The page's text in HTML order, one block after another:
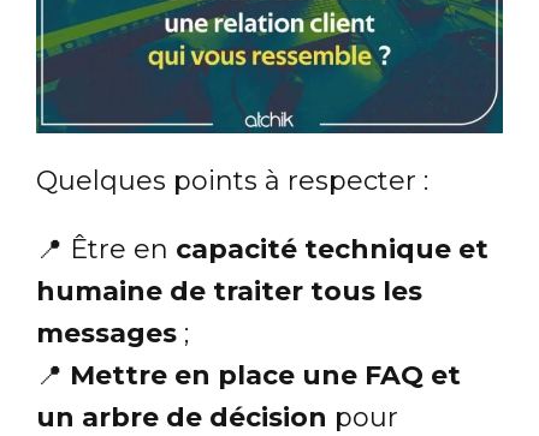
Quelques points à respecter :
📍 Être en capacité technique et
humaine de traiter tous les
messages ;
📍 Mettre en place une FAQ et
un arbre de décision pour